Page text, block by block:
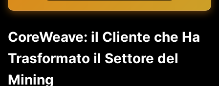
CoreWeave: il Cliente che Ha
Trasformato il Settore del
Mining